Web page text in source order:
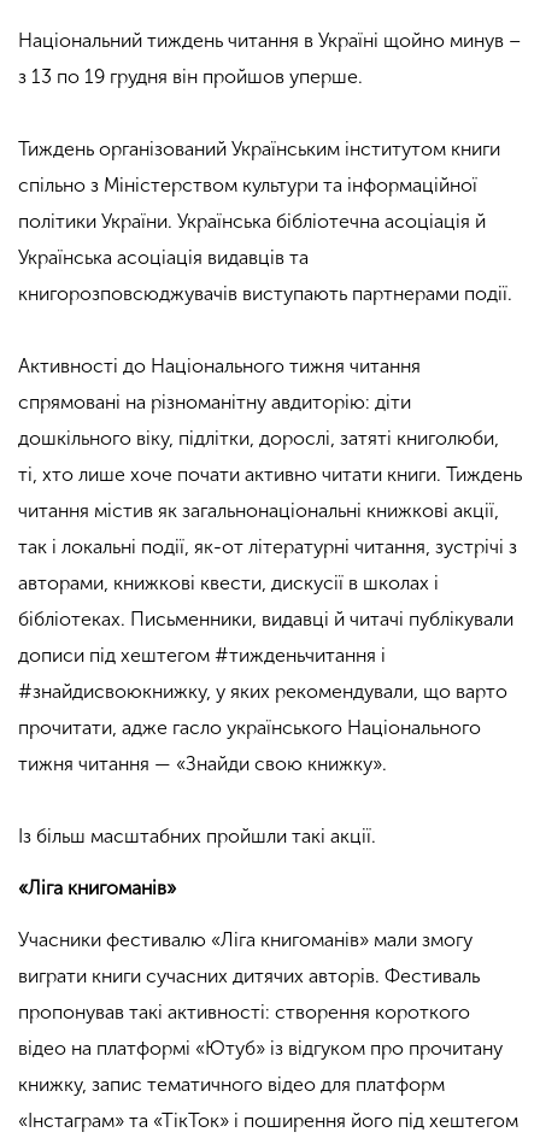
Національний тиждень читання в Україні щойно минув –
з 13 по 19 грудня він пройшов уперше.
Тиждень організований Українським інститутом книги
спільно з Міністерством культури та інформаційної
політики України. Українська бібліотечна асоціація й
Українська асоціація видавців та
книгорозповсюджувачів виступають партнерами події.
Активності до Національного тижня читання
спрямовані на різноманітну авдиторію: діти
дошкільного віку, підлітки, дорослі, затяті книголюби,
ті, хто лише хоче почати активно читати книги. Тиждень
читання містив як загальнонаціональні книжкові акції,
так і локальні події, як-от літературні читання, зустрічі з
авторами, книжкові квести, дискусії в школах і
бібліотеках. Письменники, видавці й читачі публікували
дописи під хештегом #тижденьчитання і
#знайдисвоюкнижку, у яких рекомендували, що варто
прочитати, адже гасло українського Національного
тижня читання — «Знайди свою книжку».
Із більш масштабних пройшли такі акції.
«Ліга книгоманів»
Учасники фестивалю «Ліга книгоманів» мали змогу
виграти книги сучасних дитячих авторів. Фестиваль
пропонував такі активності: створення короткого
відео на платформі «Ютуб» із відгуком про прочитану
книжку, запис тематичного відео для платформ
«Інстаграм» та «ТікТок» і поширення його під хештегом